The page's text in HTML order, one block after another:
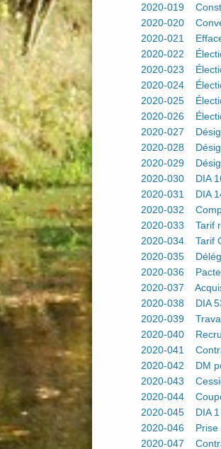
2020-019
2020-020
2020-021
2020-022
2020-023
2020-024
2020-025
2020-026
2020-027
2020-028
2020-029
2020-030 DIA
2020-031 DIA
2020-032
2020-033 Tarif
2020-034 Tarif
2020-035
2020-036 Pacte
2020-037
2020-038 DIA
2020-039
2020-040
2020-041
2020-042 DM
2020-043
2020-044
2020-045 DIA 1
2020-046 Prise
2020-047